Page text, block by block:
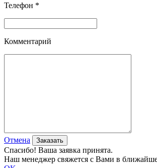
Телефон *
Комментарий
Отмена
Спасибо! Ваша заявка принята.
Наш менеджер свяжется с Вами в